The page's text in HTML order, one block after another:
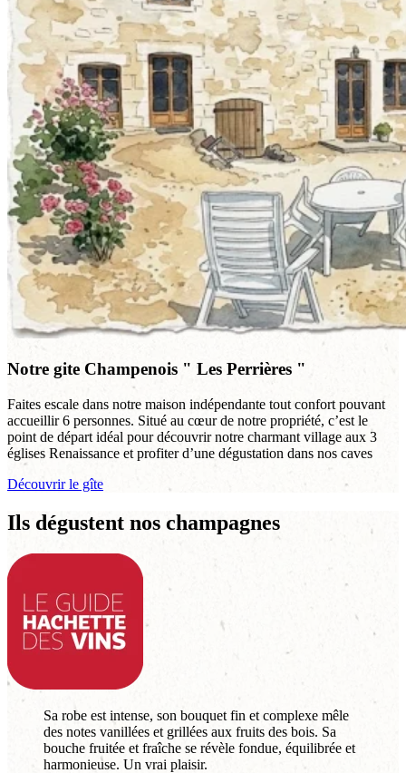
Notre gite Champenois " Les Perrières "
Faites escale dans notre maison indépendante tout confort pouvant
accueillir 6 personnes. Situé au cœur de notre propriété, c’est le
point de départ idéal pour découvrir notre charmant village aux 3
églises Renaissance et profiter d’une dégustation dans nos caves
Découvrir le gîte
Ils dégustent nos champagnes
Sa robe est intense, son bouquet fin et complexe mêle
des notes vanillées et grillées aux fruits des bois. Sa
bouche fruitée et fraîche se révèle fondue, équilibrée et
harmonieuse. Un vrai plaisir.